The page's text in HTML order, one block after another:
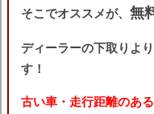
そこでオススメが、 無
ディーラーの下取りよ
す！
古い車・走行距離のあ